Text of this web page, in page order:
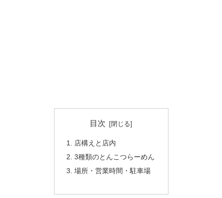
目次
店構えと店内
3種類のとんこつらーめん
場所・営業時間・駐車場